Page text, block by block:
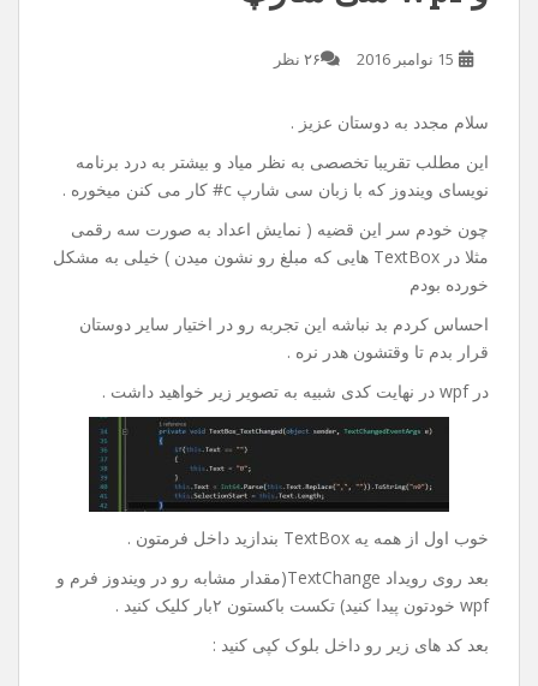
15 نوامبر 2016 ۲۶ نظر
سلام مجدد به دوستان عزیز .
این مطلب تقریبا تخصصی به نظر میاد و بیشتر به درد برنامه
نویسای ویندوز که با زبان سی شارپ c# کار می کنن میخوره .
چون خودم سر این قضیه ( نمایش اعداد به صورت سه رقمی
مثلا در TextBox هایی که مبلغ رو نشون میدن ) خیلی به مشکل
خورده بودم
احساس کردم بد نباشه این تجربه رو در اختیار سایر دوستان
قرار بدم تا وقتشون هدر نره .
در wpf در نهایت کدی شبیه به تصویر زیر خواهید داشت .
خوب اول از همه یه TextBox بندازید داخل فرمتون .
بعد روی رویداد TextChange(مقدار مشابه رو در ویندوز فرم و
wpf خودتون پیدا کنید) تکست باکستون ۲بار کلیک کنید .
بعد کد های زیر رو داخل بلوک کپی کنید :